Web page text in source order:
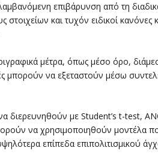
επιβάρυνση από τη
και τυχόν ειδικοί κανόνες
μέτρα, όπως μέσο όρο,
μπορούν να εξεταστούν μέσω
με Student’s t-test,
να χρησιμοποιηθούν μοντέλα
επίπεδα επιπολιτισμικού